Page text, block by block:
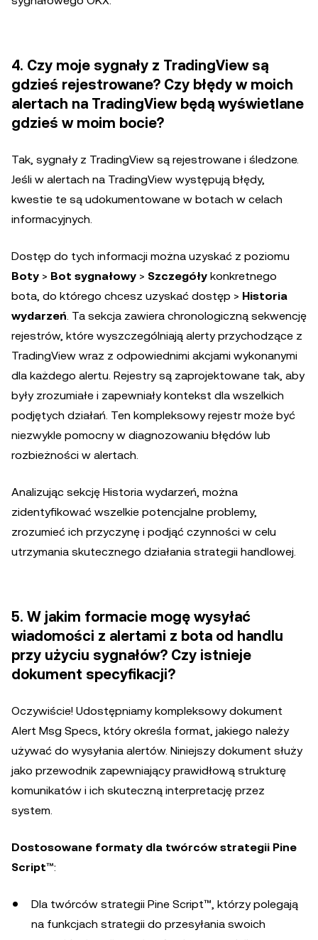
4. Czy moje sygnały z TradingView są
gdzieś rejestrowane? Czy błędy w moich
alertach na TradingView będą wyświetlane
gdzieś w moim bocie?
Tak, sygnały z TradingView są rejestrowane i śledzone.
Jeśli w alertach na TradingView występują błędy,
kwestie te są udokumentowane w botach w celach
informacyjnych.
Dostęp do tych informacji można uzyskać z poziomu
Boty > Bot sygnałowy > Szczegóły konkretnego
bota, do którego chcesz uzyskać dostęp > Historia
wydarzeń. Ta sekcja zawiera chronologiczną sekwencję
rejestrów, które wyszczególniają alerty przychodzące z
TradingView wraz z odpowiednimi akcjami wykonanymi
dla każdego alertu. Rejestry są zaprojektowane tak, aby
były zrozumiałe i zapewniały kontekst dla wszelkich
podjętych działań. Ten kompleksowy rejestr może być
niezwykle pomocny w diagnozowaniu błędów lub
rozbieżności w alertach.
Analizując sekcję Historia wydarzeń, można
zidentyfikować wszelkie potencjalne problemy,
zrozumieć ich przyczynę i podjąć czynności w celu
utrzymania skutecznego działania strategii handlowej.
5. W jakim formacie mogę wysyłać
wiadomości z alertami z bota od handlu
przy użyciu sygnałów? Czy istnieje
dokument specyfikacji?
Oczywiście! Udostępniamy kompleksowy dokument
Alert Msg Specs, który określa format, jakiego należy
używać do wysyłania alertów. Niniejszy dokument służy
jako przewodnik zapewniający prawidłową strukturę
komunikatów i ich skuteczną interpretację przez
system.
Dostosowane formaty dla twórców strategii Pine
Script™:
Dla twórców strategii Pine Script™, którzy polegają
na funkcjach strategii do przesyłania swoich